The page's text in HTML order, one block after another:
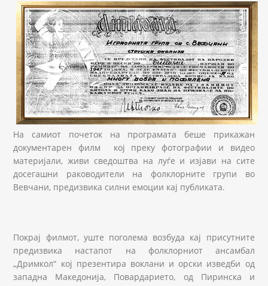
Kud-rodenden-(2).jpg
На самиот почеток на програмата беше прикажан
документарен филм кој преку фотографии и видео
материјали, живи сведоштва на луѓе и изјави на сите
досегашни раководители на фолклорните групи во
Вевчани, предизвика силни емоции кај публиката.
Покрај филмот, уште поголема возбуда кај присутните
предизвика настапот на фолклорниот ансамбал
„Дримкол“ кој презентира воклани и орски изведби од
западна Македонија, Повардарието, од Пиринска и